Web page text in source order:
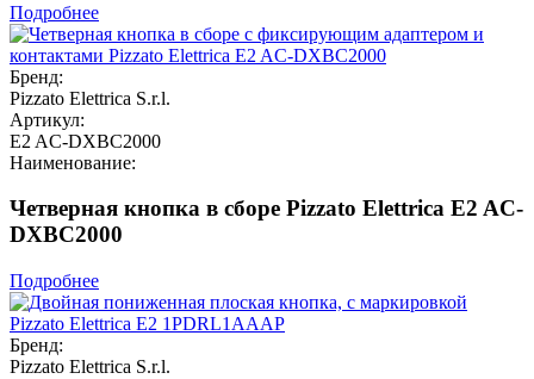
Подробнее
Бренд:
Pizzato Elettrica S.r.l.
Артикул:
E2 AC-DXBC2000
Наименование:
Четверная кнопка в сборе Pizzato Elettrica E2 AC-
DXBC2000
Подробнее
Бренд:
Pizzato Elettrica S.r.l.